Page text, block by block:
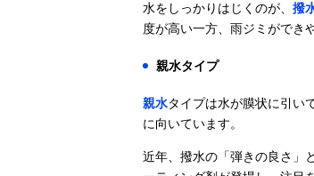
水をしっかりはじくのが、 撥
度が高い一方、雨ジミができ
親水タイプ
親水タイプは水が膜状に引い
に向いています。
近年、撥水の「弾きの良さ」